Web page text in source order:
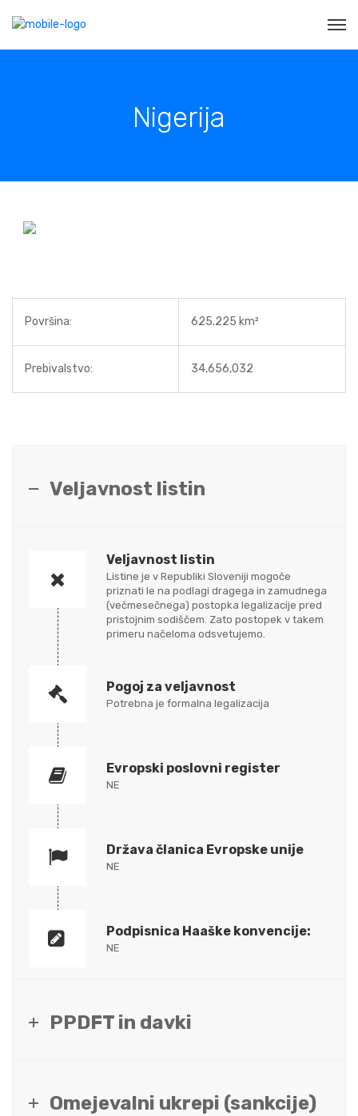
Nigerija
Površina: 625.225 km²
Prebivalstvo: 34,656,032
Veljavnost listin
Veljavnost listin
Listine je v Republiki Sloveniji mogoče
priznati le na podlagi dragega in zamudnega
(večmesečnega) postopka legalizacije pred
pristojnim sodiščem. Zato postopek v takem
primeru načeloma odsvetujemo.
Pogoj za veljavnost
Potrebna je formalna legalizacija
Evropski poslovni register
NE
Država članica Evropske unije
NE
Podpisnica Haaške konvencije:
NE
PPDFT in davki
Omejevalni ukrepi (sankcije)